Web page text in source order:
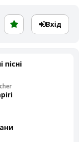
Вхід